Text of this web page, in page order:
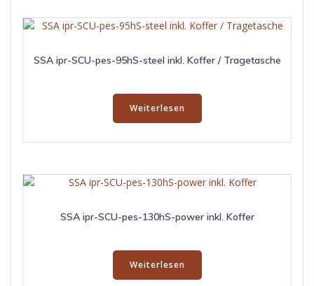
SSA ipr-SCU-pes-95hS-steel inkl. Koffer / Tragetasche
Weiterlesen
SSA ipr-SCU-pes-130hS-power inkl. Koffer
Weiterlesen